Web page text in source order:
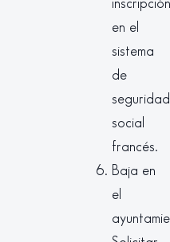
inscripción
en el
sistema
de
seguridad
social
francés.
Baja en
el